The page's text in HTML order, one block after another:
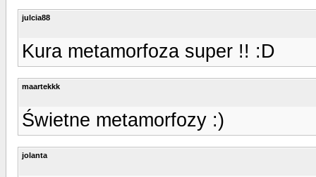
julcia88
Kura metamorfoza super !! :D
maartekkk
Świetne metamorfozy :)
jolanta